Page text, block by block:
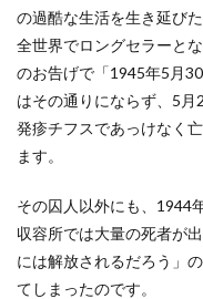
の過酷な生活を生き延び
全世界でロングセラーと
のお告げで「1945年5月
はその通りにならず、5
発疹チフスであっけなく
ます。
その囚人以外にも、1944
収容所では大量の死者が
には解放されるだろう」
てしまったのです。